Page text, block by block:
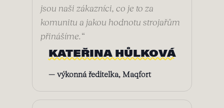
jsou naši zákazníci, co je to za
komunitu a jakou hodnotu strojařům
přinášíme. “
KATEŘINA HŮLKOVÁ
— výkonná ředitelka, Maqfort